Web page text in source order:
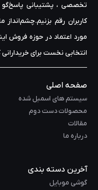
تخصصی ، پشتیبانی پاسخ‌گو و
کاربران رقم
مورد اعتماد در حوزه‌ فروش
انتخابی نخست برای
صفحه اصلی
سیستم های اسمبل شده
محصولات دست دوم
مقالات
درباره ما
آخرین دسته بندی
گوشی موبایل